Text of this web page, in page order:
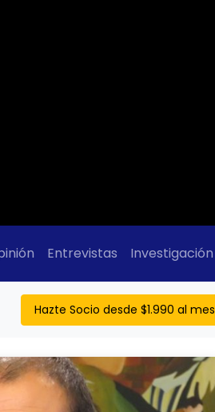
Entrevistas Investigación
Hazte Socio desde $1.990 al mes